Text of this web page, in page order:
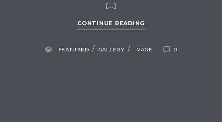
[…]
CONTINUE READING
FEATURED / GALLERY / IMAGE 0